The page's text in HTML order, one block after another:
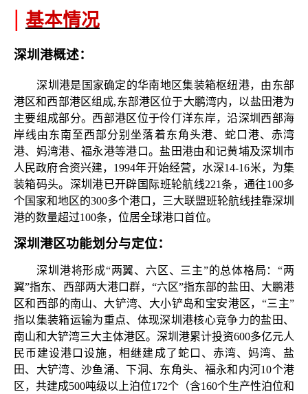
| 基本情况
深圳港概述：
深圳港是国家确定的华南地区集装箱枢纽港， 由东部
港区和西部港区组成,东部港区位于大鹏湾内，以盐田港为
主要组成部分。西部港区位于伶仃洋东岸，沿深圳西部海
岸线由东南至西部分别坐落着东角头港、蛇口港、赤湾
港、妈湾港、福永港等港口。盐田港由和记黄埔及深圳市
人民政府合资兴建，1994年开始经营，水深14-16米，为集
装箱码头。 深圳港已开辟国际班轮航线221条，通往100多
个国家和地区的300多个港口，三大联盟班轮航线挂靠深圳
港的数量超过100条，位居全球港口首位。
深圳港区功能划分与定位：
深圳港将形成“两翼、六区、三主”的总体格局：“两
翼”指东、西部两大港口群，“六区”指东部的盐田、大鹏港
区和西部的南山、大铲湾、大小铲岛和宝安港区，“三主”
指以集装箱运输为重点、体现深圳港核心竞争力的盐田、
南山和大铲湾三大主体港区。深圳港累计投资600多亿元人
民币建设港口设施，相继建成了蛇口、赤湾、妈湾、盐
田、大铲湾、沙鱼涌、下洞、东角头、福永和内河10个港
区，共建成500吨级以上泊位172个（含160个生产性泊位和